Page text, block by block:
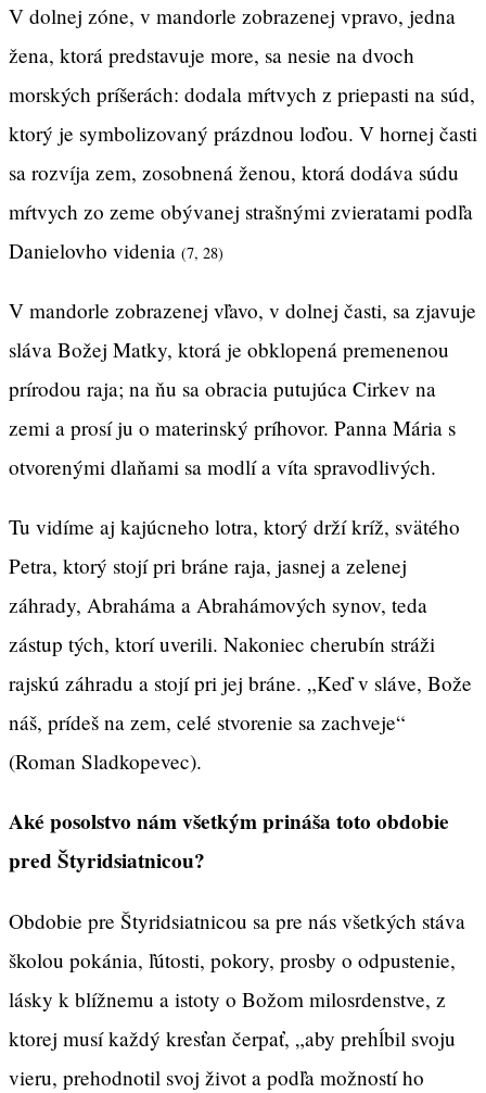
V dolnej zóne, v mandorle zobrazenej vpravo, jedna
žena, ktorá predstavuje more, sa nesie na dvoch
morských príšerách: dodala mŕtvych z priepasti na súd,
ktorý je symbolizovaný prázdnou loďou. V hornej časti
sa rozvíja zem, zosobnená ženou, ktorá dodáva súdu
mŕtvych zo zeme obývanej strašnými zvieratami podľa
Danielovho videnia (7, 28)
V mandorle zobrazenej vľavo, v dolnej časti, sa zjavuje
sláva Božej Matky, ktorá je obklopená premenenou
prírodou raja; na ňu sa obracia putujúca Cirkev na
zemi a prosí ju o materinský príhovor. Panna Mária s
otvorenými dlaňami sa modlí a víta spravodlivých.
Tu vidíme aj kajúcneho lotra, ktorý drží kríž, svätého
Petra, ktorý stojí pri bráne raja, jasnej a zelenej
záhrady, Abraháma a Abrahámových synov, teda
zástup tých, ktorí uverili. Nakoniec cherubín stráži
rajskú záhradu a stojí pri jej bráne. „Keď v sláve, Bože
náš, prídeš na zem, celé stvorenie sa zachveje“
(Roman Sladkopevec).
Aké posolstvo nám všetkým prináša toto obdobie
pred Štyridsiatnicou?
Obdobie pre Štyridsiatnicou sa pre nás všetkých stáva
školou pokánia, ľútosti, pokory, prosby o odpustenie,
lásky k blížnemu a istoty o Božom milosrdenstve, z
ktorej musí každý kresťan čerpať, „aby prehĺbil svoju
vieru, prehodnotil svoj život a podľa možností ho